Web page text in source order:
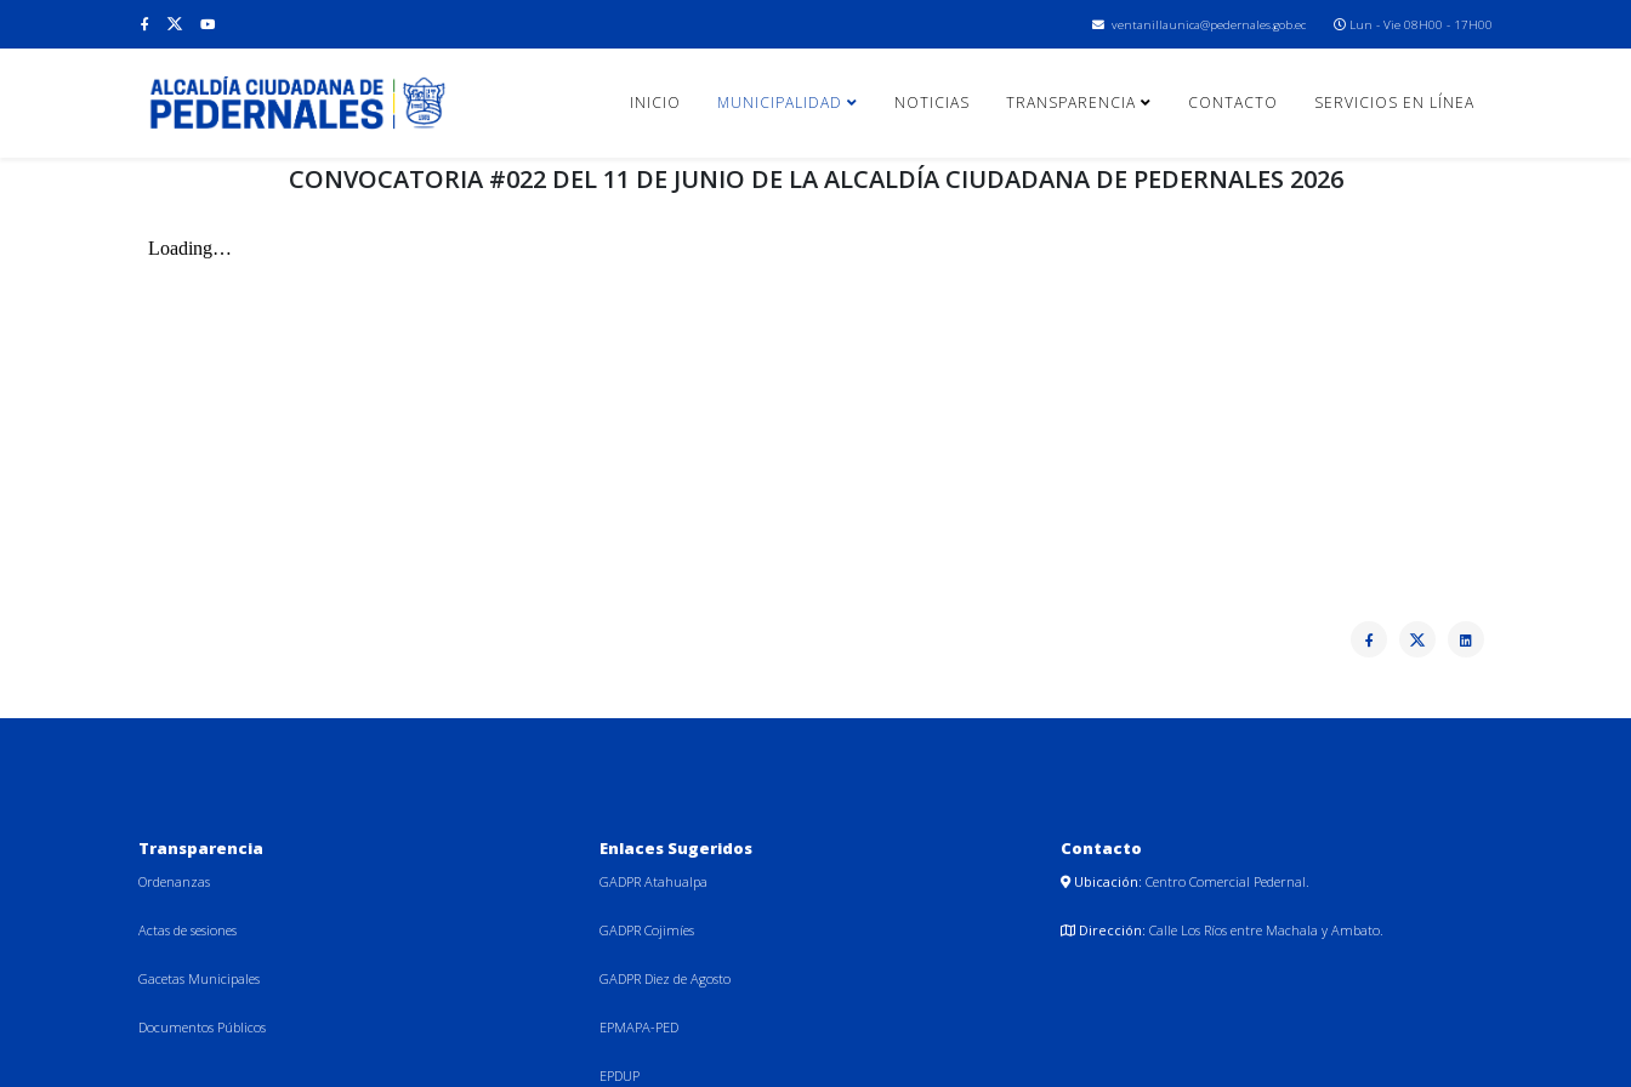
ventanillaunica@pedernales.gob.ec Lun - Vie 08H00 - 17H00
INICIO MUNICIPALIDAD NOTICIAS TRANSPARENCIA CONTACTO SERVICIOS EN LÍNEA
CONVOCATORIA #022 DEL 11 DE JUNIO DE LA ALCALDÍA CIUDADANA DE PEDERNALES 2026
Transparencia
Ordenanzas
Actas de sesiones
Gacetas Municipales
Documentos Públicos
Enlaces Sugeridos
GADPR Atahualpa
GADPR Cojimíes
GADPR Diez de Agosto
EPMAPA-PED
EPDUP
Contacto
Ubicación: Centro Comercial Pedernal.
Dirección: Calle Los Ríos entre Machala y Ambato.